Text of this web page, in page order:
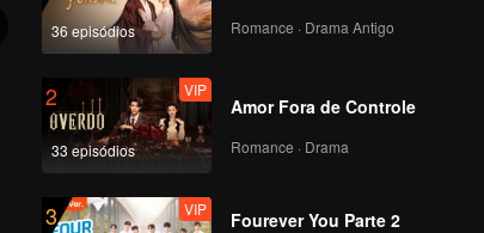
36 episódios Romance · Drama Antigo
2
33 episódios
VIP
Amor Fora de Controle
Romance · Drama
3 VIP
Fourever You Parte 2